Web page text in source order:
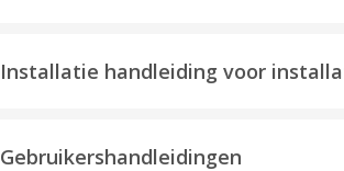
Installatie handleiding voor
Gebruikershandleidingen